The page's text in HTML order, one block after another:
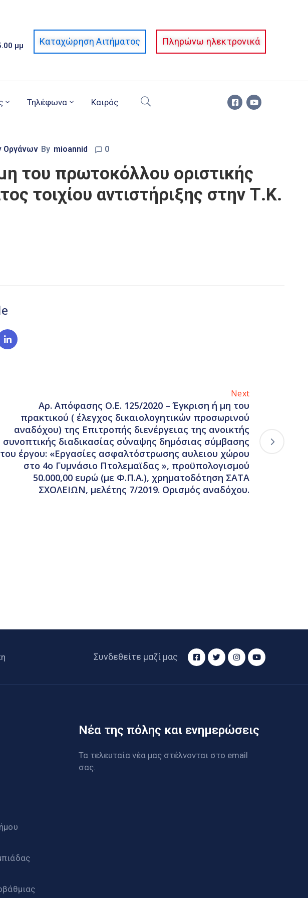
μμ Καταχώρηση Αιτήματος Πληρώνω ηλεκτρονικά
Τηλέφωνα Καιρός
Οργάνων By mioannid 0
του πρωτοκόλλου οριστικής
τοιχίου αντιστήριξης στην Τ.Κ.
Next
Αρ. Απόφασης Ο.Ε. 125/2020 – Έγκριση ή μη του
πρακτικού ( έλεγχος δικαιολογητικών προσωρινού
αναδόχου) της Επιτροπής διενέργειας της ανοικτής
συνοπτικής διαδικασίας σύναψης δημόσιας σύμβασης
του έργου: «Εργασίες ασφαλτόστρωσης αυλειου χώρου
στο 4ο Γυμνάσιο Πτολεμαϊδας », προϋπολογισμού
50.000,00 ευρώ (με Φ.Π.Α.), χρηματοδότηση ΣΑΤΑ
ΣΧΟΛΕΙΩΝ, μελέτης 7/2019. Ορισμός αναδόχου.
Συνδεθείτε μαζί μας
Νέα της πόλης και ενημερώσεις
Τα τελευταία νέα μας στέλνονται στο email
σας.